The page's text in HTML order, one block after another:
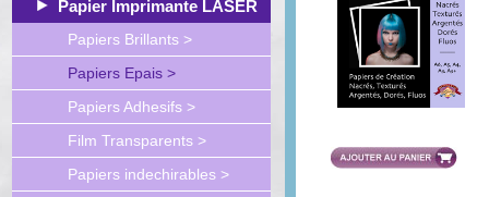
Papier Imprimante LASER
Papiers Brillants >
Papiers Epais >
Papiers Adhesifs >
Film Transparents >
Papiers indechirables >